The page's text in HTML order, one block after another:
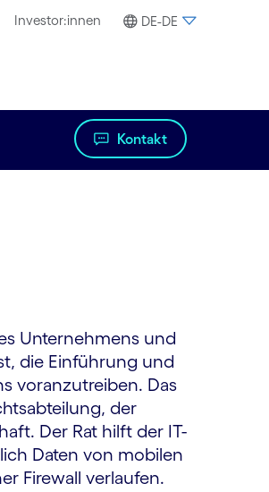
Investor:innen DE-DE
Kontakt
Unternehmens und
die Einführung und
voranzutreiben. Das
der
Der Rat hilft der IT-
Daten von mobilen
Firewall verlaufen.